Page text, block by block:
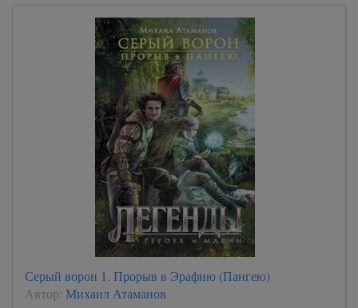
Серый ворон 1. Прорыв в Эрафию (Пангею)
Автор: Михаил Атаманов